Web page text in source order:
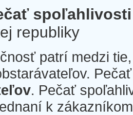
spoľahlivosti
republiky
patrí medzi
. Pečať
k